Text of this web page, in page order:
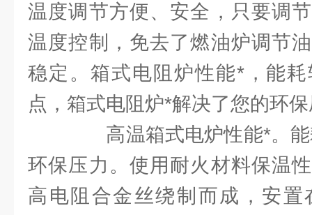
温度调节方便、安全，只要调
温度控制，免去了燃油炉调节
稳定。箱式电阻炉性能*，能
点，箱式电阻炉*解决了您的环
高温箱式电炉性能*。能
环保压力。使用耐火材料保温
高电阻合金丝绕制而成，安